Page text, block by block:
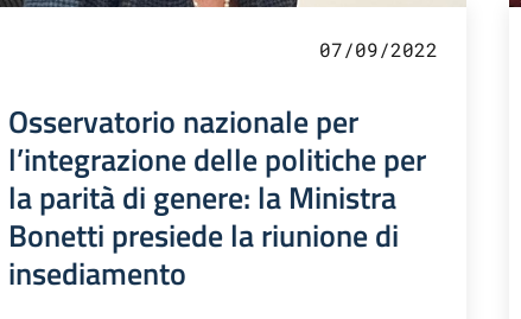
07/09/2022
Osservatorio nazionale per
l’integrazione delle politiche per
la parità di genere: la Ministra
Bonetti presiede la riunione di
insediamento